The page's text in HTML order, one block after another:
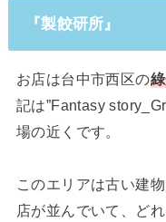
『製餃研所』
お店は台中市西区の
記は”Fantasy
場の近くです。
このエリアは古い建
店が並んでいて、ど